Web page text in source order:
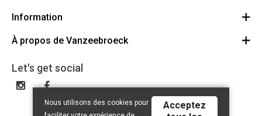
Vanzeebroeck Motors
1600 Sint-Pieters-Leeuw
023316022
Information
Annulation Commande
Conditions générales
Privacy policy
À propos de Vanzeebroeck
Cheque Cadeau
Échange et Retours
Let's get social
Nous utilisons des cookies pour
Acceptez